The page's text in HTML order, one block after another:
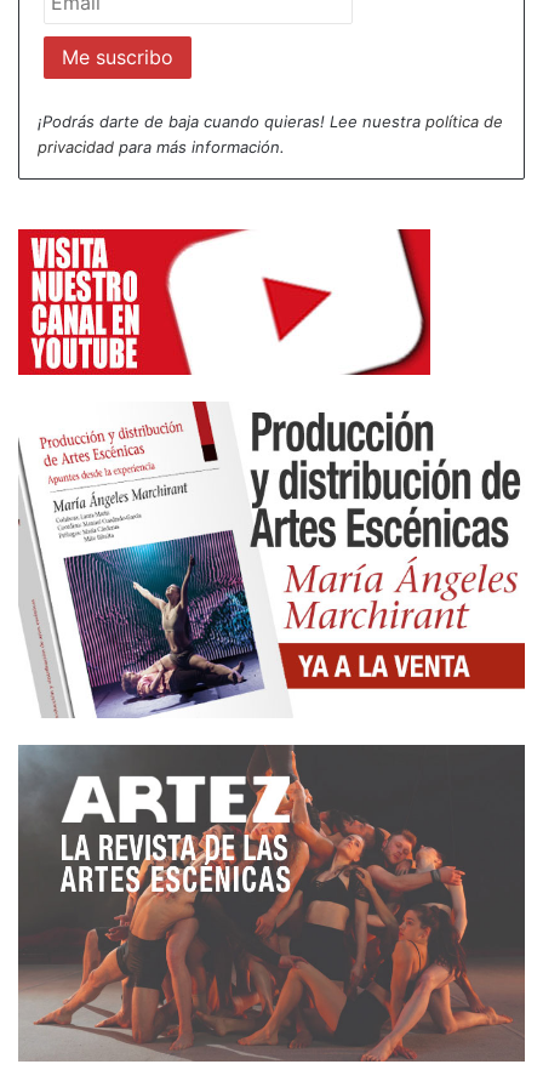
«democrática» gracias a unos joysticks gigantes
podrán participar en el espectáculo.
¡Podrás darte de baja cuando quieras! Lee nuestra política de
privacidad para más información.